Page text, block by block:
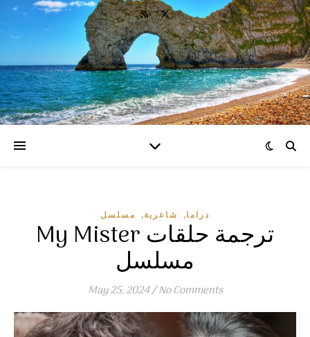
دراما, شاعرية, مسلسل
My Mister ترجمة حلقات
مسلسل
May 25, 2024/No Comments